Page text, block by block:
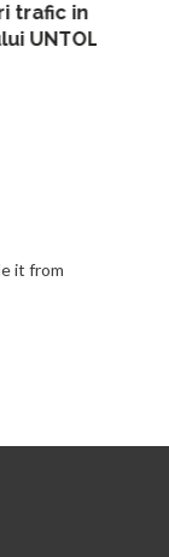
in
it from